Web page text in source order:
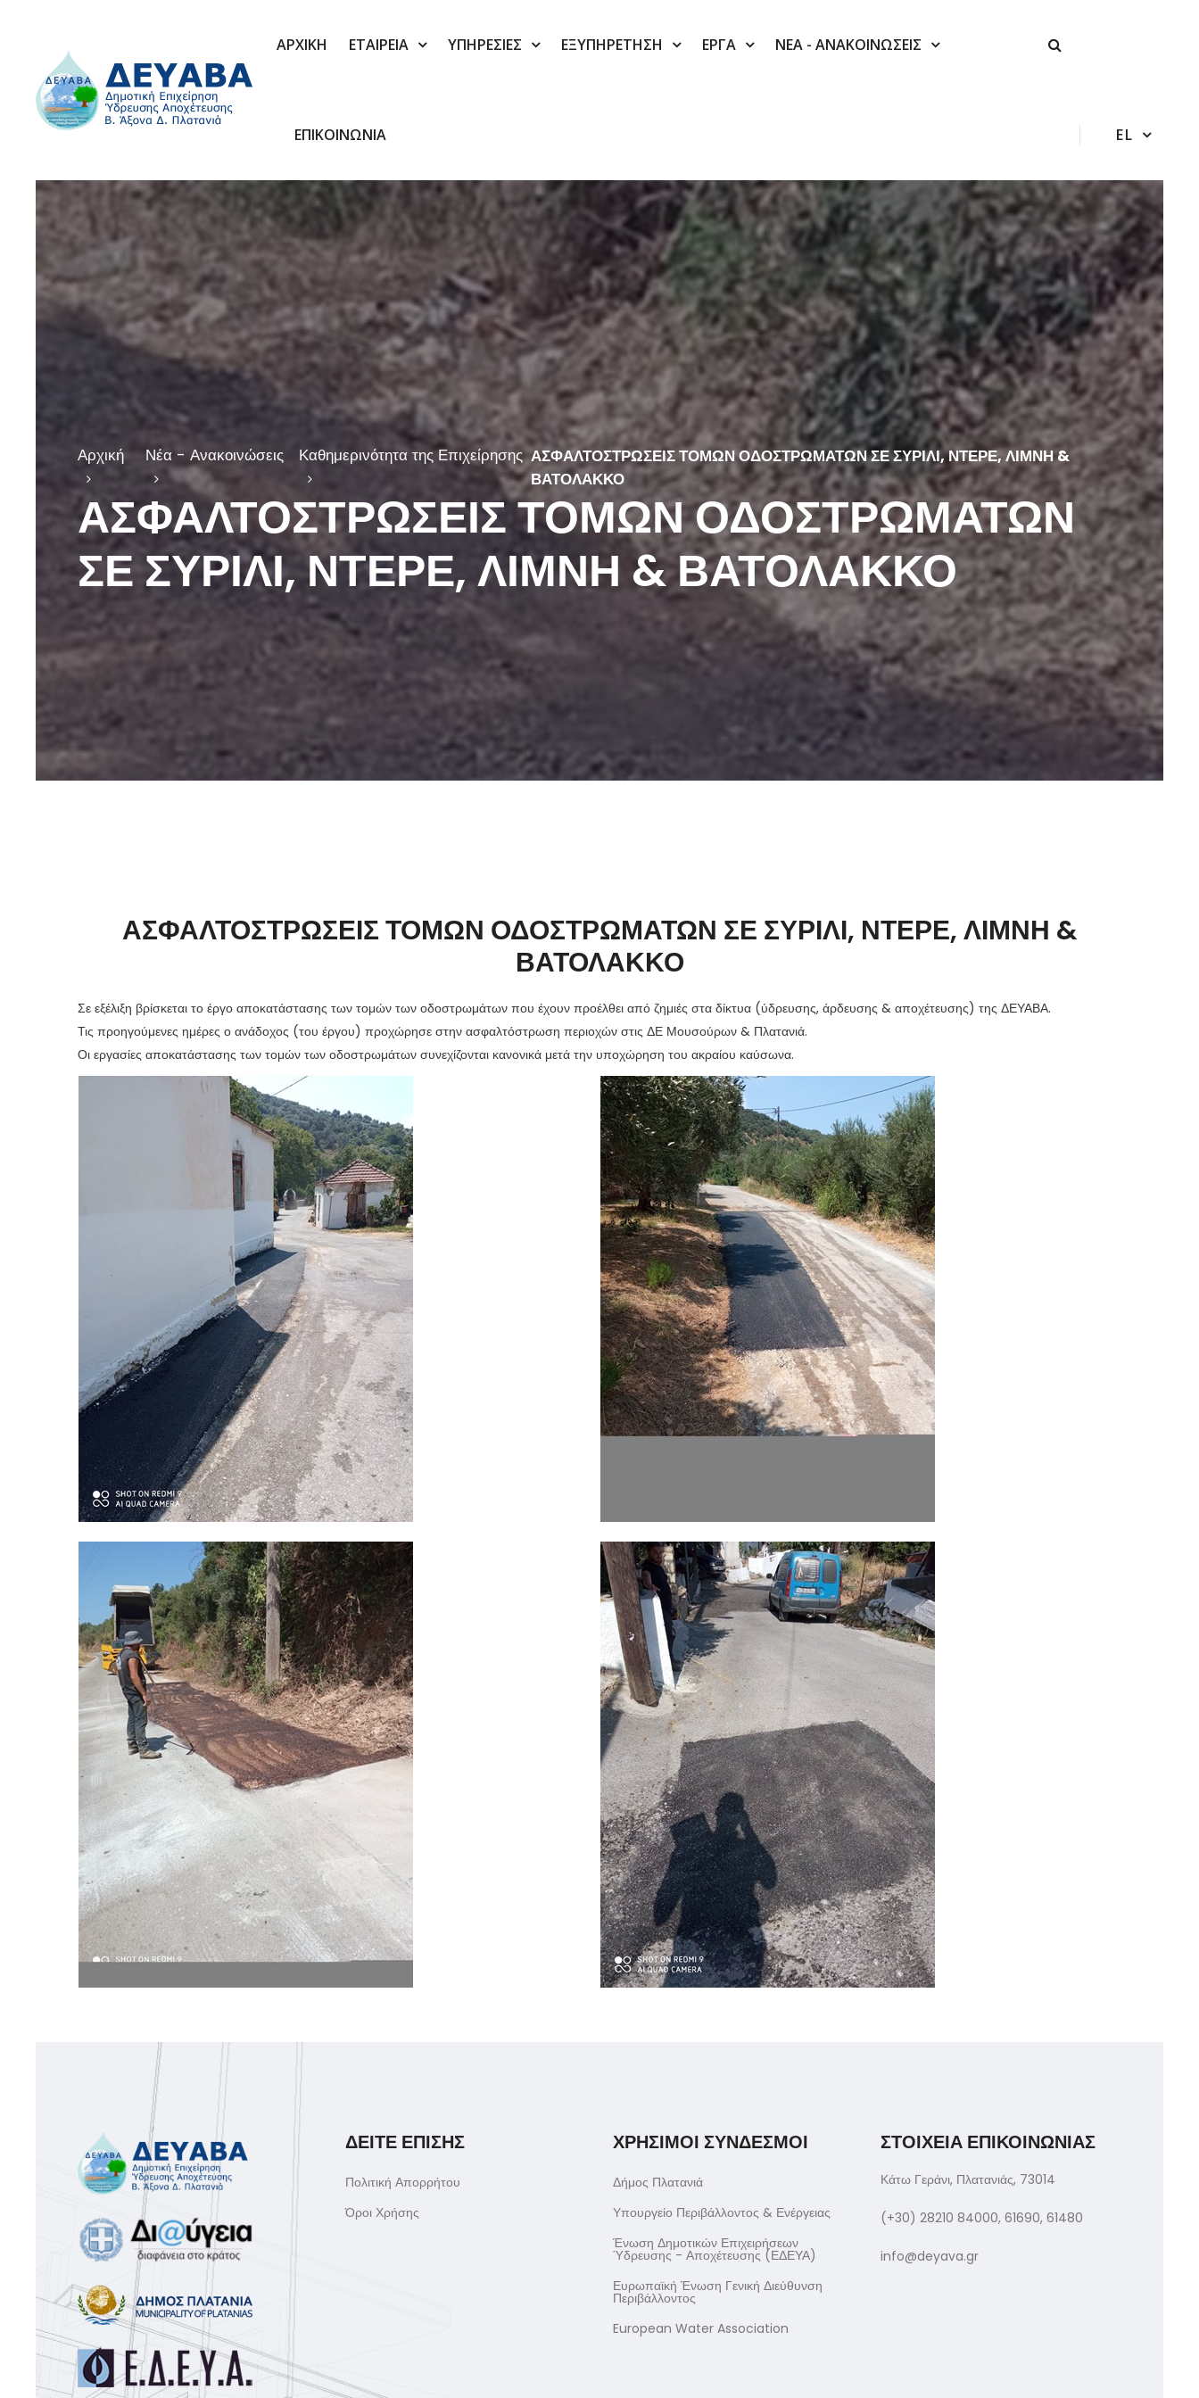
ΑΡΧΙΚΗ ΕΤΑΙΡΕΙΑ ΥΠΗΡΕΣΙΕΣ ΕΞΥΠΗΡΕΤΗΣΗ ΕΡΓΑ ΝΕΑ - ΑΝΑΚΟΙΝΩΣΕΙΣ
ΕΠΙΚΟΙΝΩΝΙΑ EL
Αρχική Νέα - Ανακοινώσεις Καθημερινότητα της Επιχείρησης ΑΣΦΑΛΤΟΣΤΡΩΣΕΙΣ ΤΟΜΩΝ ΟΔΟΣΤΡΩΜΑΤΩΝ ΣΕ ΣΥΡΙΛΙ, ΝΤΕΡΕ, ΛΙΜΝΗ &
ΒΑΤΟΛΑΚΚΟ
ΑΣΦΑΛΤΟΣΤΡΩΣΕΙΣ ΤΟΜΩΝ ΟΔΟΣΤΡΩΜΑΤΩΝ
ΣΕ ΣΥΡΙΛΙ, ΝΤΕΡΕ, ΛΙΜΝΗ & ΒΑΤΟΛΑΚΚΟ
ΑΣΦΑΛΤΟΣΤΡΩΣΕΙΣ ΤΟΜΩΝ ΟΔΟΣΤΡΩΜΑΤΩΝ ΣΕ ΣΥΡΙΛΙ, ΝΤΕΡΕ, ΛΙΜΝΗ &
ΒΑΤΟΛΑΚΚΟ
Σε εξέλιξη βρίσκεται το έργο αποκατάστασης των τομών των οδοστρωμάτων που έχουν προέλθει από ζημιές στα δίκτυα (ύδρευσης, άρδευσης & αποχέτευσης) της ΔΕΥΑΒΑ.
Τις προηγούμενες ημέρες ο ανάδοχος (του έργου) προχώρησε στην ασφαλτόστρωση περιοχών στις ΔΕ Μουσούρων & Πλατανιά.
Οι εργασίες αποκατάστασης των τομών των οδοστρωμάτων συνεχίζονται κανονικά μετά την υποχώρηση του ακραίου καύσωνα.
ΔΕΙΤΕ ΕΠΙΣΗΣ
Πολιτική Απορρήτου
Όροι Χρήσης
ΧΡΗΣΙΜΟΙ ΣΥΝΔΕΣΜΟΙ
Δήμος Πλατανιά
Υπουργείο Περιβάλλοντος & Ενέργειας
Ένωση Δημοτικών Επιχειρήσεων
Ύδρευσης - Αποχέτευσης (ΕΔΕΥΑ)
Ευρωπαϊκή Ένωση Γενική Διεύθυνση
Περιβάλλοντος
European Water Association
ΣΤΟΙΧΕΙΑ ΕΠΙΚΟΙΝΩΝΙΑΣ
Κάτω Γεράνι, Πλατανιάς, 73014
(+30) 28210 84000, 61690, 61480
info@deyava.gr